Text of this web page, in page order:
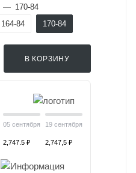
— 170-84
164-84 170-84
В КОРЗИНУ
05 сентября
2,747.5 ₽
19 сентября
2,747,5 ₽